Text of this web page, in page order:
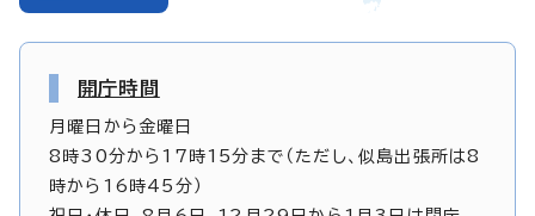
開庁時間
月曜日から金曜日
8時30分から17時15分まで（ただし、似島出張所は8
時から16時45分）